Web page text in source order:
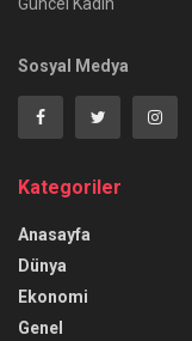
Sosyal Medya
Kategoriler
Anasayfa
Dünya
Ekonomi
Genel